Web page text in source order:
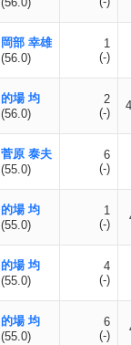
岡部 幸雄
(56.0)
1
(-)
的場 均
(56.0)
2
(-)
菅原 泰夫
(55.0)
6
(-)
的場 均
(55.0)
1
(-)
的場 均
(55.0)
4
(-)
的場 均
(55.0)
6
(-)